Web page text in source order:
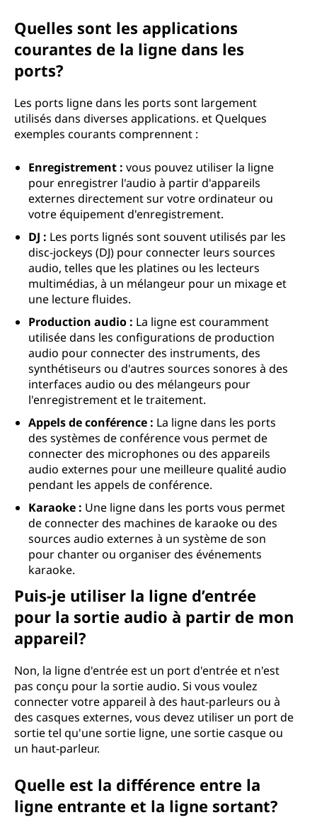
Quelles sont les applications
courantes de la ligne dans les
ports?
Les ports ligne dans les ports sont largement
utilisés dans diverses applications. et Quelques
exemples courants comprennent :
Enregistrement : vous pouvez utiliser la ligne
pour enregistrer l'audio à partir d'appareils
externes directement sur votre ordinateur ou
votre équipement d'enregistrement.
DJ : Les ports lignés sont souvent utilisés par les
disc-jockeys (DJ) pour connecter leurs sources
audio, telles que les platines ou les lecteurs
multimédias, à un mélangeur pour un mixage et
une lecture fluides.
Production audio : La ligne est couramment
utilisée dans les configurations de production
audio pour connecter des instruments, des
synthétiseurs ou d'autres sources sonores à des
interfaces audio ou des mélangeurs pour
l'enregistrement et le traitement.
Appels de conférence : La ligne dans les ports
des systèmes de conférence vous permet de
connecter des microphones ou des appareils
audio externes pour une meilleure qualité audio
pendant les appels de conférence.
Karaoke : Une ligne dans les ports vous permet
de connecter des machines de karaoke ou des
sources audio externes à un système de son
pour chanter ou organiser des événements
karaoke.
Puis-je utiliser la ligne d’entrée
pour la sortie audio à partir de mon
appareil?
Non, la ligne d'entrée est un port d'entrée et n'est
pas conçu pour la sortie audio. Si vous voulez
connecter votre appareil à des haut-parleurs ou à
des casques externes, vous devez utiliser un port de
sortie tel qu'une sortie ligne, une sortie casque ou
un haut-parleur.
Quelle est la différence entre la
ligne entrante et la ligne sortant?